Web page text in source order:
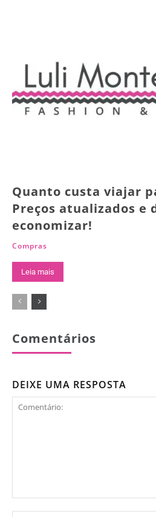
Quanto custa viajar
Preços atualizados e
economizar!
Compras
Leia mais
Comentários
DEIXE UMA RESPOSTA